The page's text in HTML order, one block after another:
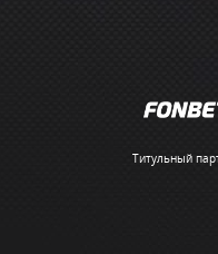
Титульный